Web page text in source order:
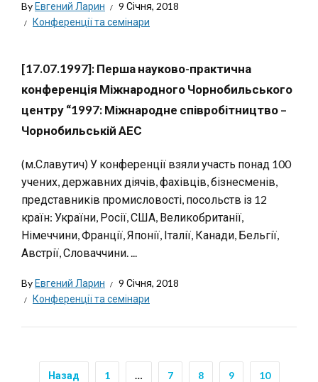
ByЕвгений Ларин
9 Січня, 2018
Конференції та семінари
[17.07.1997]: Перша науково-практична
конференція Міжнародного Чорнобильського
центру “1997: Міжнародне співробітництво –
Чорнобильській АЕС
(м.Славутич) У конференції взяли участь понад 100
учених, державних діячів, фахівців, бізнесменів,
представників промисловості, посольств із 12
країн: України, Росії, США, Великобританії,
Німеччини, Франції, Японії, Італії, Канади, Бельгії,
Австрії, Словаччини. ...
ByЕвгений Ларин
9 Січня, 2018
Конференції та семінари
Назад 1 … 7 8 9 10